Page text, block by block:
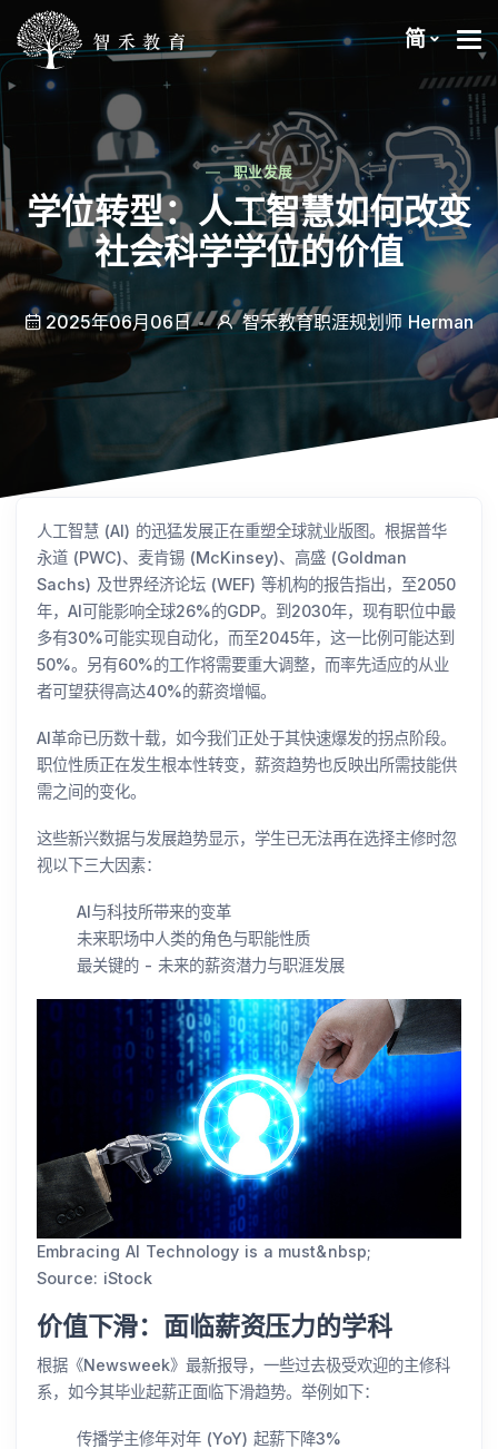
简
职业发展
学位转型：人工智慧如何改变
社会科学学位的价值
2025年06月06日 智禾教育职涯规划师 Herman
人工智慧 (AI) 的迅猛发展正在重塑全球就业版图。根据普华
永道 (PWC)、麦肯锡 (McKinsey)、高盛 (Goldman
Sachs) 及世界经济论坛 (WEF) 等机构的报告指出，至2050
年，AI可能影响全球26%的GDP。到2030年，现有职位中最
多有30%可能实现自动化，而至2045年，这一比例可能达到
50%。另有60%的工作将需要重大调整，而率先适应的从业
者可望获得高达40%的薪资增幅。
AI革命已历数十载，如今我们正处于其快速爆发的拐点阶段。
职位性质正在发生根本性转变，薪资趋势也反映出所需技能供
需之间的变化。
这些新兴数据与发展趋势显示，学生已无法再在选择主修时忽
视以下三大因素：
AI与科技所带来的变革
未来职场中人类的角色与职能性质
最关键的 - 未来的薪资潜力与职涯发展
Embracing AI Technology is a must&nbsp;
Source: iStock
价值下滑：面临薪资压力的学科
根据《Newsweek》最新报导，一些过去极受欢迎的主修科
系，如今其毕业起薪正面临下滑趋势。举例如下：
传播学主修年对年 (YoY) 起薪下降3%